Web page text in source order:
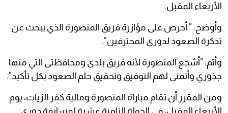
الأربعاء المقبل.
وأوضح: " أحرص على مؤازرة فريق المنصورة الذي يبحث عن
تذكرة الصعود لدورى المحترفين".
وأتم: "أشجع المنصورة لأنه فريق بلدى ومحافظتى التي منها
جذوري وأتمنى لهم التوفيق وتحقيق حلم الصعود بكل تأكيد".
ومن المقرر أن تقام مباراة المنصورة ومالية كفر الزيات، يوم
الأربعاء المقبل، في الجولة الثامنة عشرة لمسابقة دوري